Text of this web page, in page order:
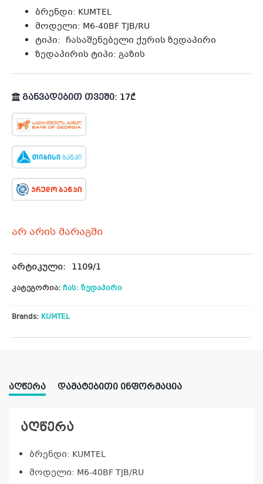
ბრენდი: KUMTEL
მოდელი: M6-40BF TJB/RU
ტიპი: ჩასაშენებელი ქურის ზედაპირი
ზედაპირის ტიპი: გაზის
განვადებით თვეში: 17₾
არ არის მარაგში
არტიკული: 1109/1
კატეგორია: ჩას: ზედაპირი
Brands: KUMTEL
ᲐᲦᲬᲔᲠᲐ ᲓᲐᲛᲐᲢᲔᲑᲘᲗᲘ ᲘᲜᲤᲝᲠᲛᲐᲪᲘᲐ
აღწერა
ბრენდი: KUMTEL
მოდელი: M6-40BF TJB/RU